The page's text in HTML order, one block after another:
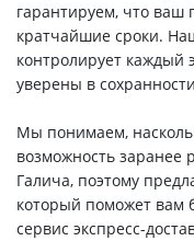
гарантируем, что ваш
кратчайшие сроки.
контролирует каждый
уверены в
Мы понимаем,
возможность заранее
Галича, поэтому
который поможет вам
сервис экспресс-